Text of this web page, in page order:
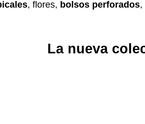
, flores, bolsos perforados,
La nueva